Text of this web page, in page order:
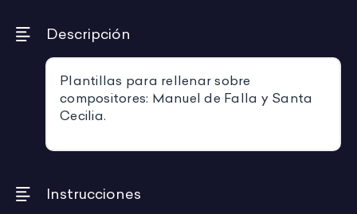
Descripción
Plantillas para rellenar sobre
compositores: Manuel de Falla y Santa
Cecilia.
Instrucciones